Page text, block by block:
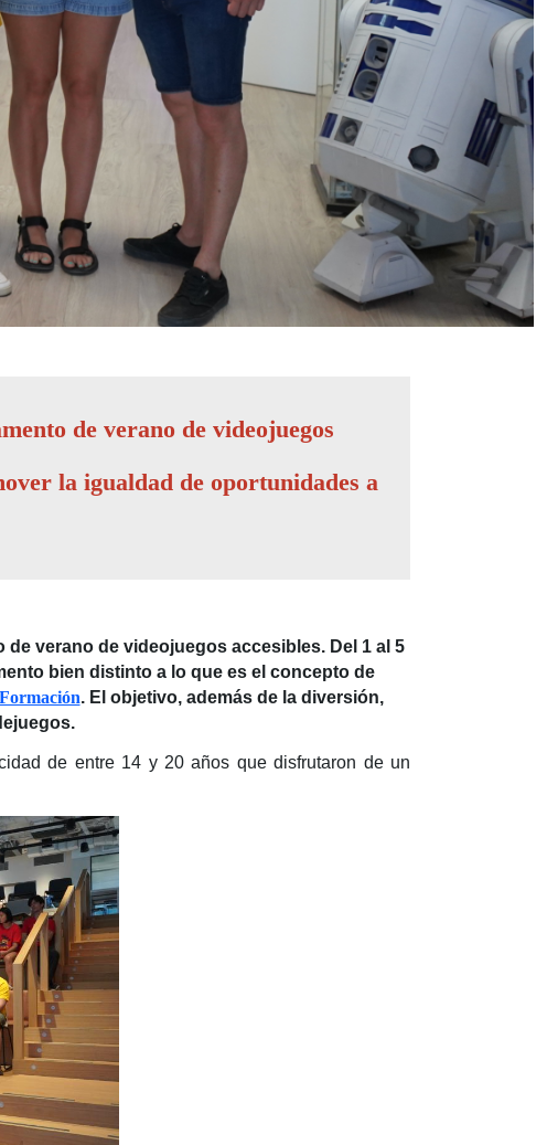
de verano de videojuegos
la igualdad de oportunidades a
verano de videojuegos accesibles. Del 1 al 5
bien distinto a lo que es el concepto de
. El objetivo, además de la diversión,
de entre 14 y 20 años que disfrutaron de un